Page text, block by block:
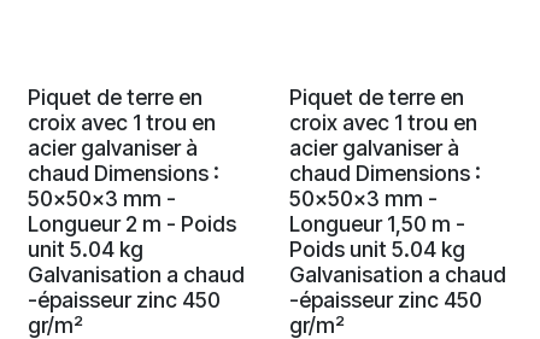
Piquet de terre en
croix avec 1 trou en
acier galvaniser à
chaud Dimensions :
50x50x3 mm -
Longueur 2 m - Poids
unit 5.04 kg
Galvanisation a chaud
-épaisseur zinc 450
gr/m²
Piquet de terre en
croix avec 1 trou en
acier galvaniser à
chaud Dimensions :
50x50x3 mm -
Longueur 1,50 m -
Poids unit 5.04 kg
Galvanisation a chaud
-épaisseur zinc 450
gr/m²